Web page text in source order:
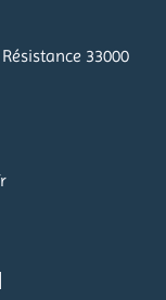
33000